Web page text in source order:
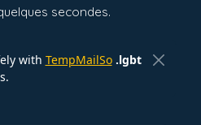
secondes.
with TempMailSo .lgbt